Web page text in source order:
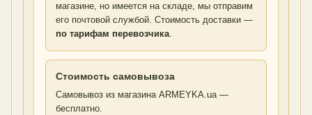
магазине, но имеется на складе, мы отправим
его почтовой службой. Стоимость доставки —
по тарифам перевозчика.
Стоимость самовывоза
Самовывоз из магазина ARMEYKA.ua —
бесплатно.